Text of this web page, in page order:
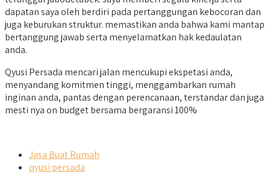
dapatan saya oleh berdiri pada pertanggungan kebocoran dan
juga keburukan struktur. memastikan anda bahwa kami mantap
bertanggung jawab serta menyelamatkan hak kedaulatan
anda.
Qyusi Persada mencari jalan mencukupi ekspetasi anda,
menyandang komitmen tinggi, menggambarkan rumah
inginan anda, pantas dengan perencanaan, terstandar dan juga
mesti nya on budget bersama bergaransi 100%
Jasa Buat Rumah
qyusi persada